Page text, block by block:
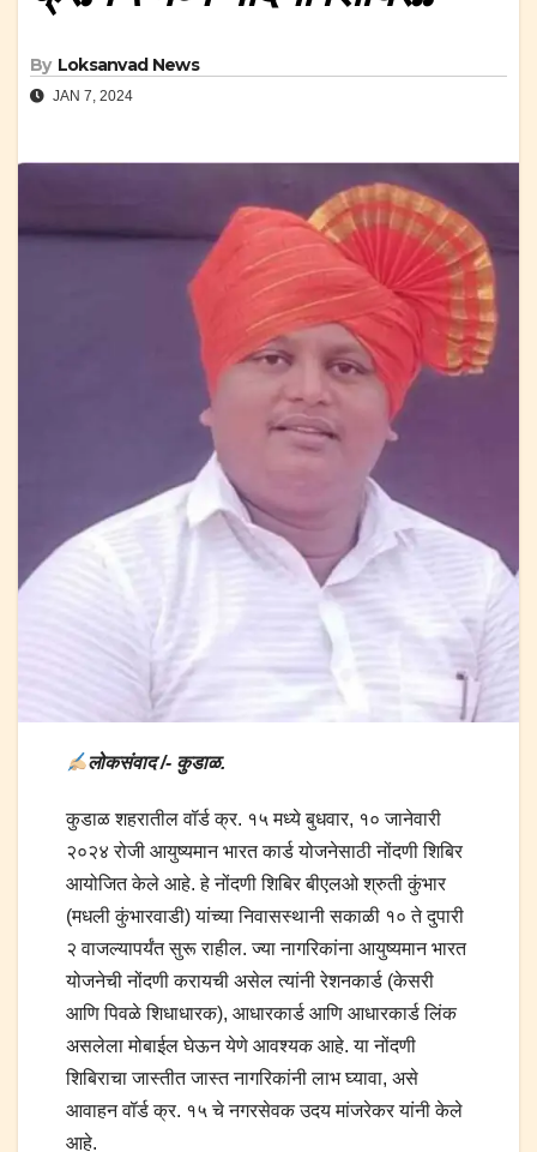
By Loksanvad News
JAN 7, 2024
लोकसंवाद /- कुडाळ.
कुडाळ शहरातील वॉर्ड क्र. १५ मध्ये बुधवार, १० जानेवारी
२०२४ रोजी आयुष्यमान भारत कार्ड योजनेसाठी नोंदणी शिबिर
आयोजित केले आहे. हे नोंदणी शिबिर बीएलओ श्रुती कुंभार
(मधली कुंभारवाडी) यांच्या निवासस्थानी सकाळी १० ते दुपारी
२ वाजल्यापर्यंत सुरू राहील. ज्या नागरिकांना आयुष्यमान भारत
योजनेची नोंदणी करायची असेल त्यांनी रेशनकार्ड (केसरी
आणि पिवळे शिधाधारक), आधारकार्ड आणि आधारकार्ड लिंक
असलेला मोबाईल घेऊन येणे आवश्यक आहे. या नोंदणी
शिबिराचा जास्तीत जास्त नागरिकांनी लाभ घ्यावा, असे
आवाहन वॉर्ड क्र. १५ चे नगरसेवक उदय मांजरेकर यांनी केले
आहे.